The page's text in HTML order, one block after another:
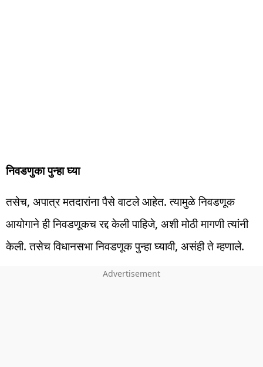
निवडणुका पुन्हा घ्या
तसेच, अपात्र मतदारांना पैसे वाटले आहेत. त्यामुळे निवडणूक
आयोगाने ही निवडणूकच रद्द केली पाहिजे, अशी मोठी मागणी त्यांनी
केली. तसेच विधानसभा निवडणूक पुन्हा घ्यावी, असंही ते म्हणाले.